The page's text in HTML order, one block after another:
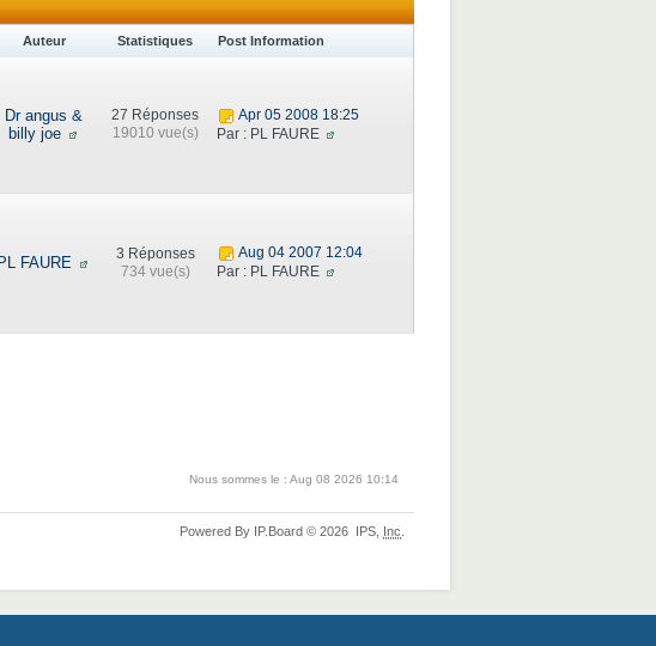
Auteur Statistiques Post Information
Dr angus &
billy joe
27 Réponses
19010 vue(s)
Apr 05 2008 18:25
Par : PL FAURE
PL FAURE
3 Réponses
734 vue(s)
Aug 04 2007 12:04
Par : PL FAURE
Nous sommes le : Aug 08 2026 10:14
Powered By IP.Board © 2026 IPS, Inc